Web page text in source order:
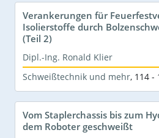
Verankerungen für
Isolierstoffe durch
(Teil 2)
Dipl.-Ing. Ronald Klier
Schweißtechnik und mehr, 114 -
Vom Staplerchassis bis zum
dem Roboter geschweißt